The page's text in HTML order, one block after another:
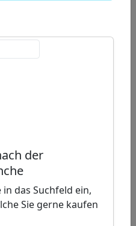
der
in das Suchfeld ein,
Sie gerne kaufen